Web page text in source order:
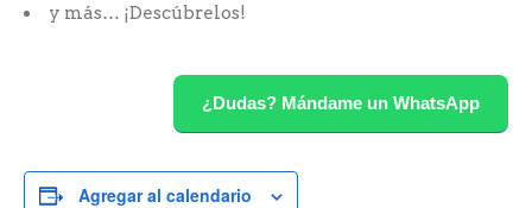
y más… ¡Descúbrelos!
¿Dudas? Mándame un WhatsApp
Agregar al calendario